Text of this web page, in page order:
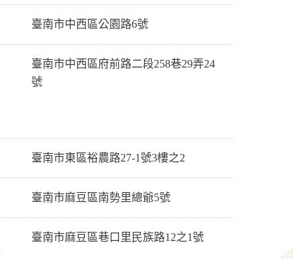
臺南市中西區公園路6號
臺南市中西區府前路二段258巷29弄24
號
臺南市東區裕農路27-1號3樓之2
臺南市麻豆區南勢里總爺5號
臺南市麻豆區巷口里民族路12之1號